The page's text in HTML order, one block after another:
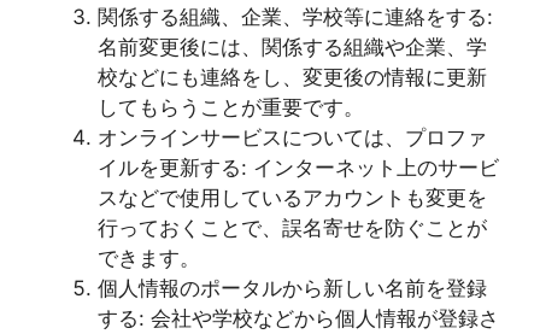
関係する組織、企業、学校等に連絡をする:
名前変更後には、関係する組織や企業、学
校などにも連絡をし、変更後の情報に更新
してもらうことが重要です。
オンラインサービスについては、プロファ
イルを更新する: インターネット上のサービ
スなどで使用しているアカウントも変更を
行っておくことで、誤名寄せを防ぐことが
できます。
個人情報のポータルから新しい名前を登録
する: 会社や学校などから個人情報が登録さ